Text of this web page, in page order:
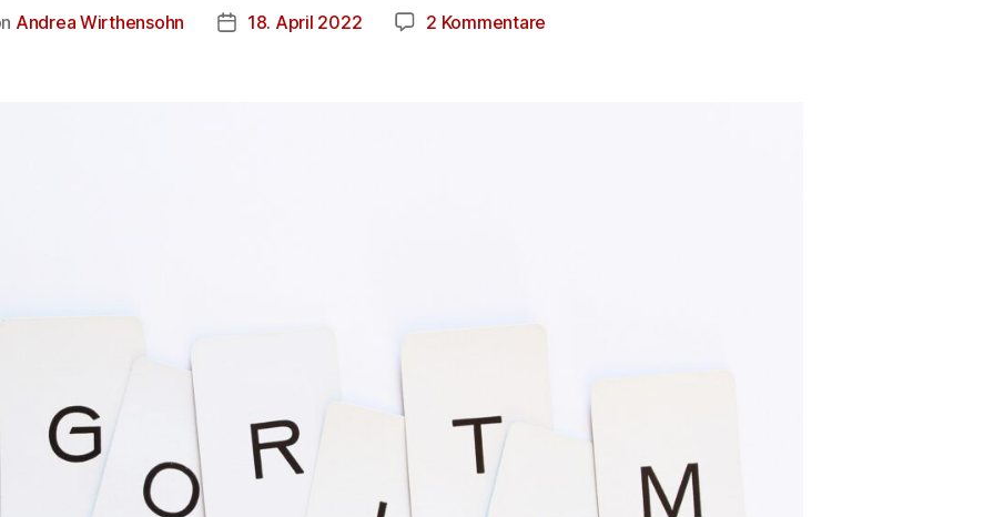
Andrea Wirthensohn 18. April 2022 2 Kommentare